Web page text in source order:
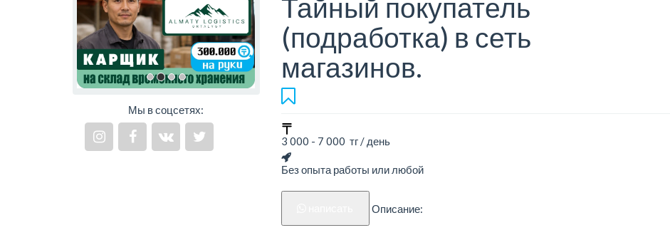
Мы в соцсетях:
Тайный покупатель
(подработка) в сеть
магазинов.
3 000 - 7 000 тг / день
Без опыта работы или любой
Описание: